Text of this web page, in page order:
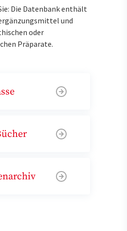
Die Datenbank enthält
und
oder
Präparate.